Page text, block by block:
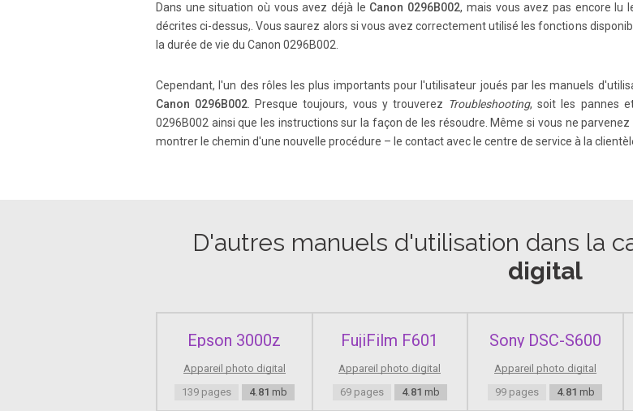
8 Safety Warnings Follow these safeguards an d use the equipment properly to prevent injury ,
Death • T o prevent fire, excessive heat, chemic al leakage, and explosions, follow the safeguards
accessories not specified in this booklet.
Page 9
9 • If you drop the equipment and the casing br eaks open to expose the internal parts, do not
shock. • Do not disassemble or modify the equipment. High-voltage internal parts can cause
active pixels, there mi ght be a few dead pixels among the remaining 0.01% or less pixels . Dead
12 Quick Start Guide 1 Insert the battery . (p.24) T o recharge the battery , see page 22. 2 Atta ch
mode switch to <AF>. (p.27) 4 Open the cover and insert a CF card. (p.28) Face the label side
Dans une situation où vous avez déjà le Canon 0296B002, mais vous avez pas encore lu
décrites ci-dessus,. Vous saurez alors si vous avez correctement utilisé les fonctions
la durée de vie du Canon 0296B002.
Cependant, l'un des rôles les plus importants pour l'utilisateur joués par les manuels
Canon 0296B002 . Presque toujours, vous y trouverez Troubleshooting, soit les pannes
0296B002 ainsi que les instructions sur la façon de les résoudre. Même si vous ne
montrer le chemin d'une nouvelle procédure – le contact avec le centre de service à la
D'autres manuels d'utilisation dans la
digital
Epson 3000z
Appareil photo digital
139 pages
4.81 mb
FujiFilm F601
Appareil photo digital
69 pages
4.81 mb
Sony DSC-S600
Appareil photo digital
99 pages
4.81 mb